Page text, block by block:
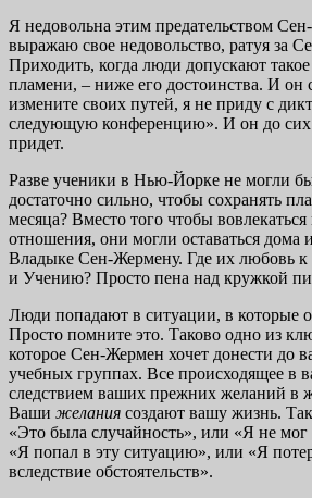
Я недовольна этим предательством
выражаю свое недовольство, ратуя за
Приходить, когда люди допускают
пламени, – ниже его достоинства. И он
измените своих путей, я не приду с
следующую конференцию». И он до сих
придет.
Разве ученики в Нью-Йорке не могли
достаточно сильно, чтобы сохранять
месяца? Вместо того чтобы вовлекаться
отношения, они могли оставаться дома
Владыке Сен-Жермену. Где их любовь
и Учению? Просто пена над кружкой
Люди попадают в ситуации, в которые
Просто помните это. Таково одно из
которое Сен-Жермен хочет донести до
учебных группах. Все происходящее в
следствием ваших прежних желаний в
Ваши желания создают вашу жизнь.
«Это была случайность», или «Я не мог
«Я попал в эту ситуацию», или «Я
вследствие обстоятельств».